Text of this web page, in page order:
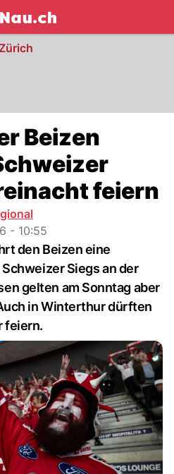
NAU.ch
Beizen
feiern
- 10:55
den Beizen eine
Siegs an der
gelten am Sonntag aber
in Winterthur dürften
feiern.